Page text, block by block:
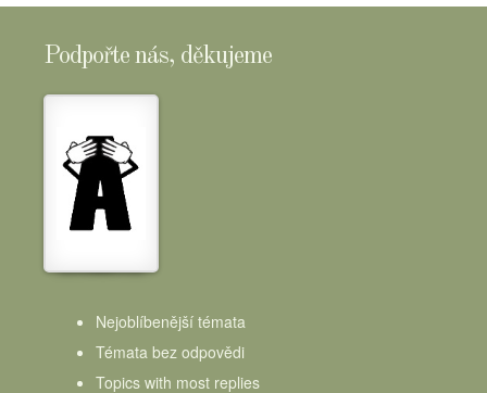
Podpořte nás, děkujeme
Nejoblíbenější témata
Témata bez odpovědi
Topics with most replies